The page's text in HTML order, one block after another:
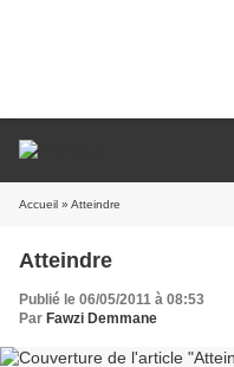
Accueil » Atteindre
Atteindre
Publié le 06/05/2011 à 08:53
Par Fawzi Demmane